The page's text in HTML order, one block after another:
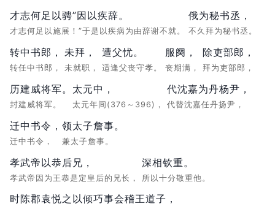
才志何足以骋”因以疾辞。
才志何足以施展！”于是以疾病为由辞谢不就。
俄为秘书丞，
不久拜为秘书丞。
转中书郎，
转任中书郎，
未拜，
未就职，
遭父忧。
适逢父丧守孝。
服阕，
丧期满，
除吏部郎，
拜为吏部郎，
历建威将军。
封建威将军。
太元中，
太元年间(376～396)，
代沈嘉为丹杨尹，
代替沈嘉任丹扬尹，
迁中书令，
迁中书令，
领太子詹事。
兼太子詹事。
孝武帝以恭后兄，
孝武帝因为王恭是定皇后的兄长，
深相钦重。
所以十分敬重他。
时陈郡袁悦之以倾巧事会稽王道子，